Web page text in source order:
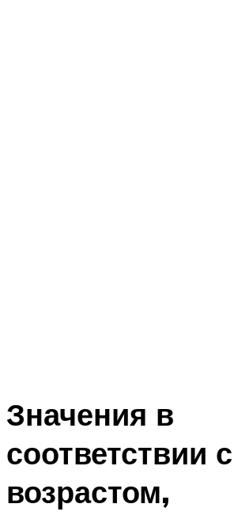
Значения в
соответствии
возрастом,